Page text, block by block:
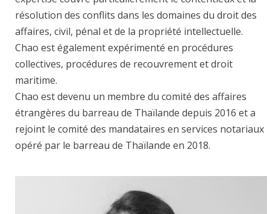
résolution des conflits dans les domaines du droit des
affaires, civil, pénal et de la propriété intellectuelle.
Chao est également expérimenté en procédures
collectives, procédures de recouvrement et droit
maritime.
Chao est devenu un membre du comité des affaires
étrangères du barreau de Thaïlande depuis 2016 et a
rejoint le comité des mandataires en services notariaux
opéré par le barreau de Thaïlande en 2018.